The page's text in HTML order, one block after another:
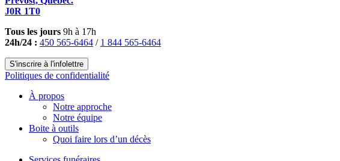
J0R 1T0
Tous les jours 9h à 17h
24h/24 : 450 565-6464 / 1 844 565-6464
S'inscrire à l'infolettre
Politiques de confidentialité
À propos
Notre approche
Notre équipe
Boite à outils
Quoi faire lors d’un décès